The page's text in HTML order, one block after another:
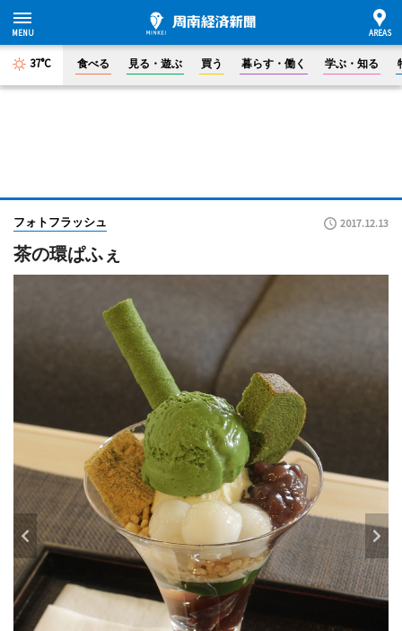
37°C 食べる 見る・遊ぶ 買う 暮らす・働く 学ぶ・知る
フォトフラッシュ 2017.12.13
茶の環ぱふぇ